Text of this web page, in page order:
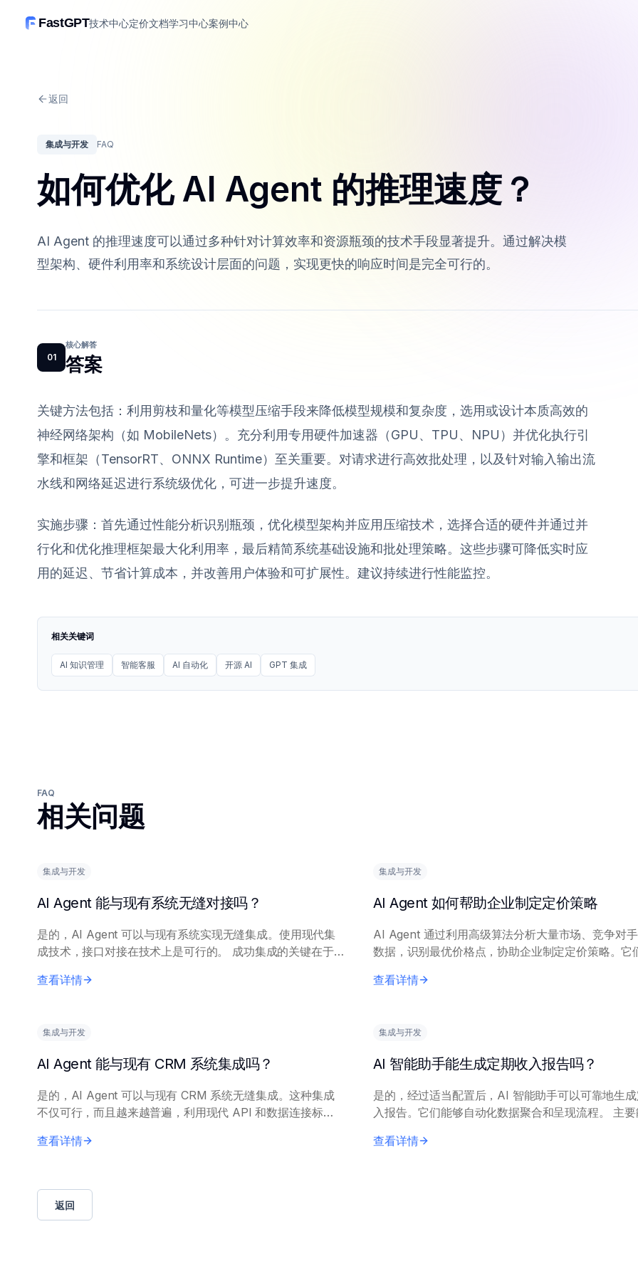
FastGPT技术中心定价文档学习中心案例中心
返回
集成与开发 FAQ
如何优化 AI Agent 的推理速度？
AI Agent 的推理速度可以通过多种针对计算效率和资源瓶颈的技术手段显著提升。通过解决模
型架构、硬件利用率和系统设计层面的问题，实现更快的响应时间是完全可行的。
01
核心解答
答案
关键方法包括：利用剪枝和量化等模型压缩手段来降低模型规模和复杂度，选用或设计本质高效的
神经网络架构（如 MobileNets）。充分利用专用硬件加速器（GPU、TPU、NPU）并优化执行引
擎和框架（TensorRT、ONNX Runtime）至关重要。对请求进行高效批处理，以及针对输入输出流
水线和网络延迟进行系统级优化，可进一步提升速度。
实施步骤：首先通过性能分析识别瓶颈，优化模型架构并应用压缩技术，选择合适的硬件并通过并
行化和优化推理框架最大化利用率，最后精简系统基础设施和批处理策略。这些步骤可降低实时应
用的延迟、节省计算成本，并改善用户体验和可扩展性。建议持续进行性能监控。
相关关键词
AI 知识管理 智能客服 AI 自动化 开源 AI GPT 集成
FAQ
相关问题
集成与开发
AI Agent 能与现有系统无缝对接吗？
是的，AI Agent 可以与现有系统实现无缝集成。使用现代集
成技术，接口对接在技术上是可行的。 成功集成的关键在于
基础设施的兼容性、强...
查看详情
集成与开发
AI Agent 如何帮助企业制定定价策略
AI Agent 通过利用高级算法分析大量市场、竞争对
数据，识别最优价格点，协助企业制定定价策略。它
性、竞争对手定价变化、库存水平...
查看详情
集成与开发
AI Agent 能与现有 CRM 系统集成吗？
是的，AI Agent 可以与现有 CRM 系统无缝集成。这种集成
不仅可行，而且越来越普遍，利用现代 API 和数据连接标
AP...
查看详情
集成与开发
AI 智能助手能生成定期收入报告吗？
是的，经过适当配置后，AI 智能助手可以可靠地生
入报告。它们能够自动化数据聚合和呈现流程。 主要能力包
统的财务数据。助手需要一致的结构...
查看详情
返回